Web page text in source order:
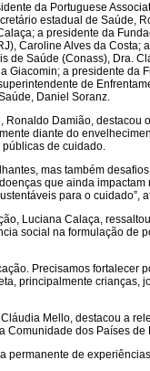
da Portuguese
estadual de Saúde,
a presidente da
Caroline Alves da Costa;
de Saúde (Conass), Dra.
Giacomin; a presidente da
de
Daniel Soranz.
Ronaldo Damião, destacou
diante do
de cuidado.
mas também
que ainda impactam
para o cuidado”,
Luciana Calaça,
social na formulação de
Precisamos fortalecer
principalmente crianças,
Mello, destacou a
Comunidade dos Países de
permanente de